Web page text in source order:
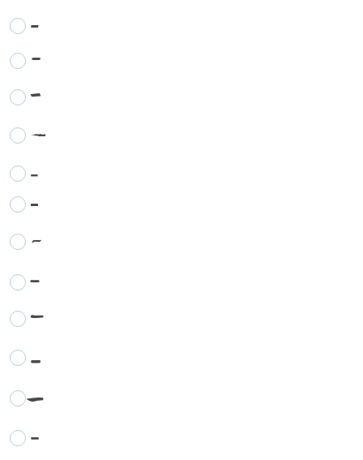
-
-
-
-
-
-
-
-
-
-
-
-